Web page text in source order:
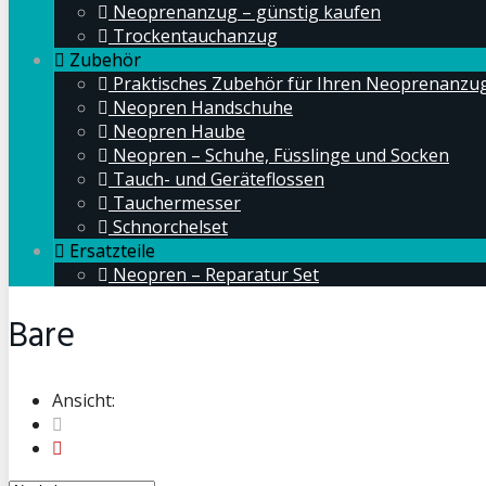
Neoprenanzug – günstig kaufen
Trockentauchanzug
Zubehör
Praktisches Zubehör für Ihren
Neopren Handschuhe
Neopren Haube
Neopren – Schuhe, Füsslinge und Socken
Tauch- und Geräteflossen
Tauchermesser
Schnorchelset
Ersatzteile
Neopren – Reparatur Set
Bare
Ansicht: